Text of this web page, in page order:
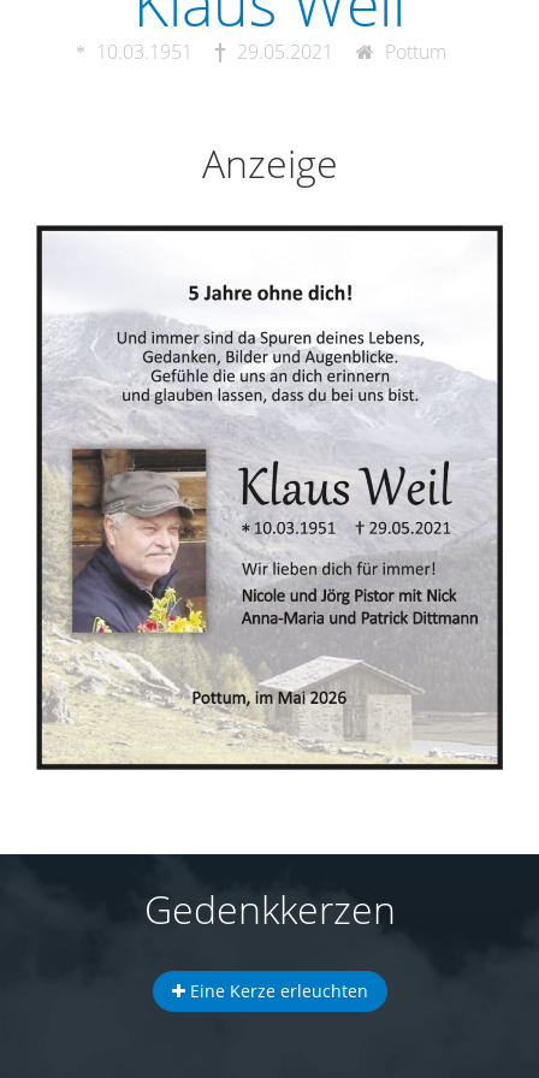
10.03.1951 29.05.2021 Pottum
Anzeige
Gedenkkerzen
Eine Kerze erleuchten